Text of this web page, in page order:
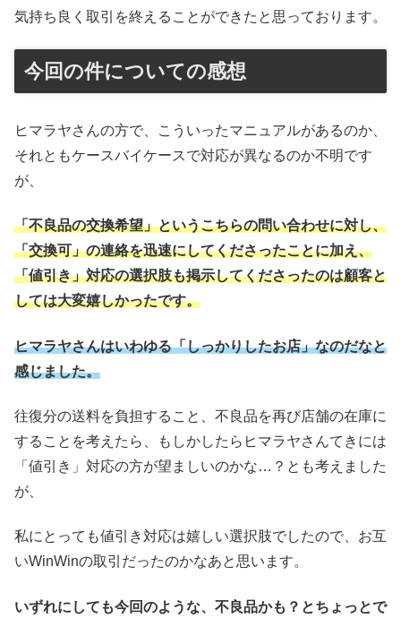
気持ち良く取引を終えることができたと思っております。
今回の件についての感想
ヒマラヤさんの方で、こういったマニュアルがあるのか、
それともケースバイケースで対応が異なるのか不明です
が、
「不良品の交換希望」というこちらの問い合わせに対し、
「交換可」の連絡を迅速にしてくださったことに加え、
「値引き」対応の選択肢も掲示してくださったのは顧客と
しては大変嬉しかったです。
ヒマラヤさんはいわゆる「しっかりしたお店」なのだなと
感じました。
往復分の送料を負担すること、不良品を再び店舗の在庫に
することを考えたら、もしかしたらヒマラヤさんてきには
「値引き」対応の方が望ましいのかな…？とも考えました
が、
私にとっても値引き対応は嬉しい選択肢でしたので、お互
いWinWinの取引だったのかなあと思います。
いずれにしても今回のような、不良品かも？とちょっとで